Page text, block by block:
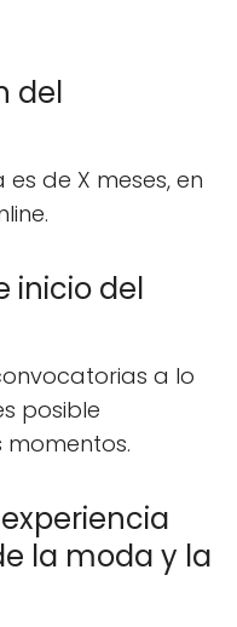
del
de X meses, en
inicio del
a lo
posible
la moda y la